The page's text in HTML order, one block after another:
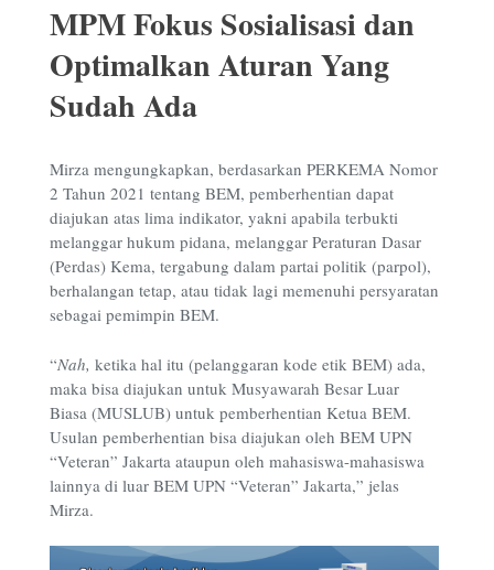
MPM Fokus Sosialisasi dan
Optimalkan Aturan Yang
Sudah Ada
Mirza mengungkapkan, berdasarkan PERKEMA Nomor
2 Tahun 2021 tentang BEM, pemberhentian dapat
diajukan atas lima indikator, yakni apabila terbukti
melanggar hukum pidana, melanggar Peraturan Dasar
(Perdas) Kema, tergabung dalam partai politik (parpol),
berhalangan tetap, atau tidak lagi memenuhi persyaratan
sebagai pemimpin BEM.
“Nah, ketika hal itu (pelanggaran kode etik BEM) ada,
maka bisa diajukan untuk Musyawarah Besar Luar
Biasa (MUSLUB) untuk pemberhentian Ketua BEM.
Usulan pemberhentian bisa diajukan oleh BEM UPN
“Veteran” Jakarta ataupun oleh mahasiswa-mahasiswa
lainnya di luar BEM UPN “Veteran” Jakarta,” jelas
Mirza.